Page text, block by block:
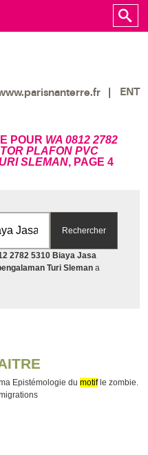
ENT
POUR WA 0812 2782
PLAFON PVC
SLEMAN, PAGE 4
Rechercher
2782 5310 Biaya Jasa
Turi Sleman a
Epistémologie du motifle zombie.